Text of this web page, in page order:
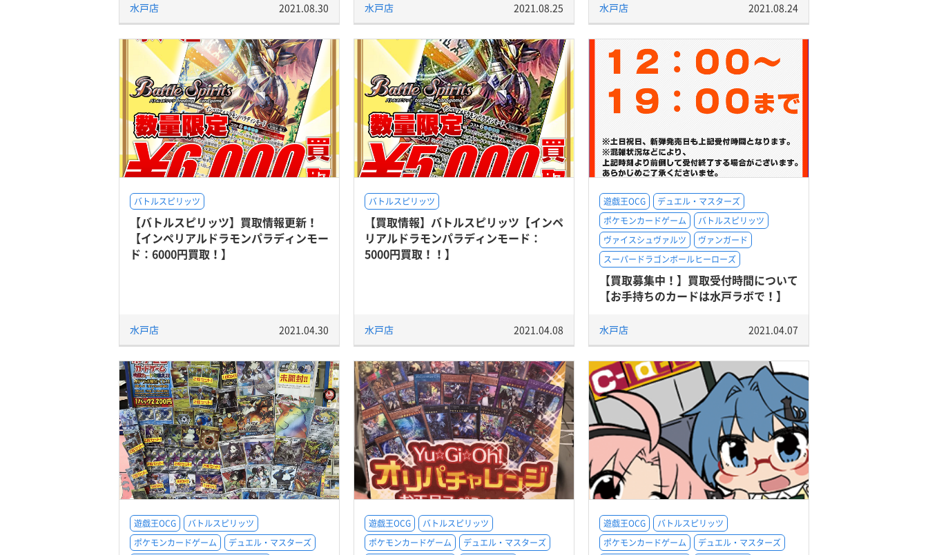
水戸店 2021.08.30 水戸店 2021.08.25 水戸店 2021.08.24
バトルスピリッツ
【バトルスピリッツ】買取情報更新！
【インペリアルドラモンパラディンモー
ド：6000円買取！】
水戸店 2021.04.30
バトルスピリッツ
【買取情報】バトルスピリッツ【インペ
リアルドラモンパラディンモード：
5000円買取！！】
水戸店 2021.04.08
遊戯王OCG
デュエル・マスターズ
ポケモンカードゲーム
バトルスピリッツ
ヴァイスシュヴァルツ
ヴァンガード
スーパードラゴンボールヒーローズ
【買取募集中！】買取受付時間について
【お手持ちのカードは水戸ラボで！】
水戸店 2021.04.07
遊戯王OCG
バトルスピリッツ
ポケモンカードゲーム
デュエル・マスターズ
遊戯王OCG
バトルスピリッツ
ポケモンカードゲーム
デュエル・マスターズ
遊戯王OCG
バトルスピリッツ
ポケモンカードゲーム
デュエル・マスターズ